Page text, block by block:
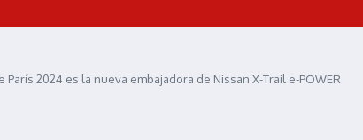
2024 es la nueva embajadora de Nissan X-Trail e-POWER